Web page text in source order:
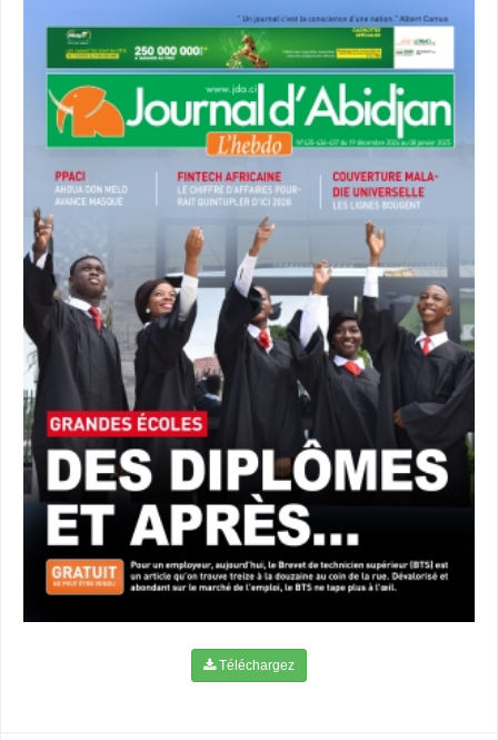
Téléchargez